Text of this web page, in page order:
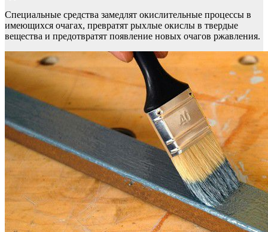
Специальные средства замедлят окислительные процессы в
имеющихся очагах, превратят рыхлые окислы в твердые
вещества и предотвратят появление новых очагов ржавления.